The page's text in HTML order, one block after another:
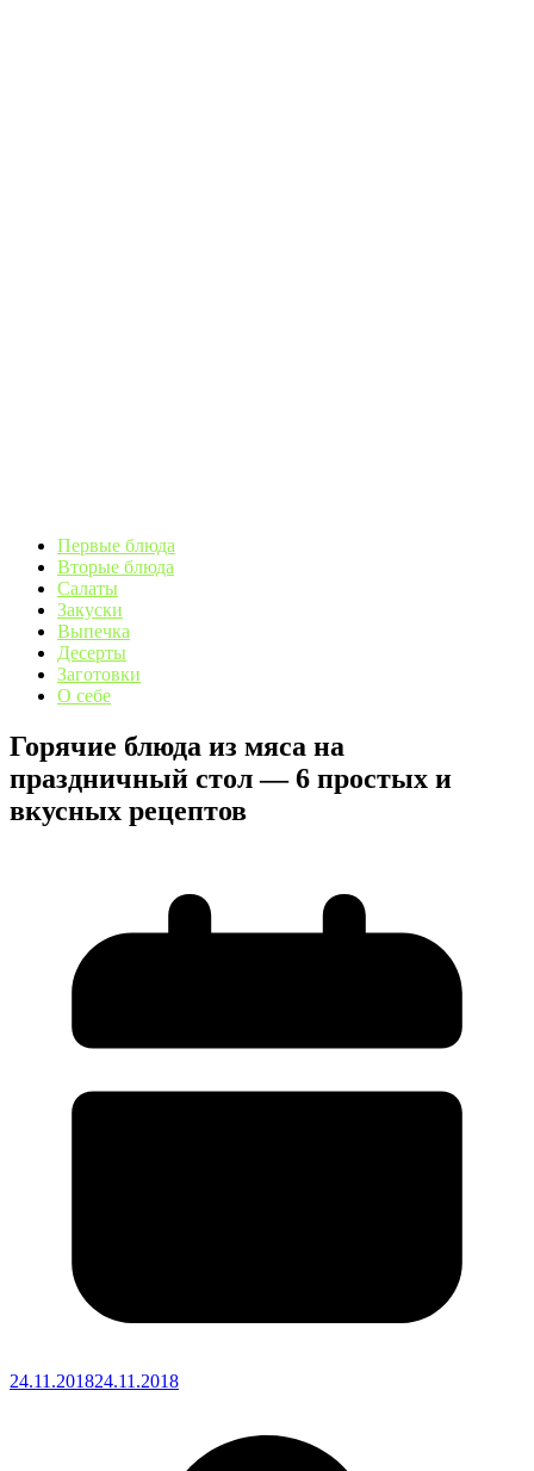
Первые блюда
Вторые блюда
Салаты
Закуски
Выпечка
Десерты
Заготовки
О себе
Горячие блюда из мяса на
праздничный стол — 6 простых и
вкусных рецептов
24.11.201824.11.2018